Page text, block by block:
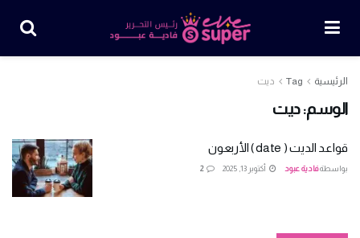
الرئيسية Tag ديت
الوسم:ديت
قواعد الديت ( date ) الأربعون
بواسطةفادية عبود أكتوبر 13, 2025 2